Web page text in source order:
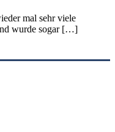
mal sehr viele
wurde sogar […]